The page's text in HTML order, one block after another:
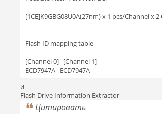
----------------------------
[1CE]K9GBG08U0A(27nm) x 1 pcs/Channel x
Flash ID mapping table
----------------------------
[Channel 0] [Channel 1]
ECD7947A ECD7947A
и
Flash Drive Information Extractor
Цитировать